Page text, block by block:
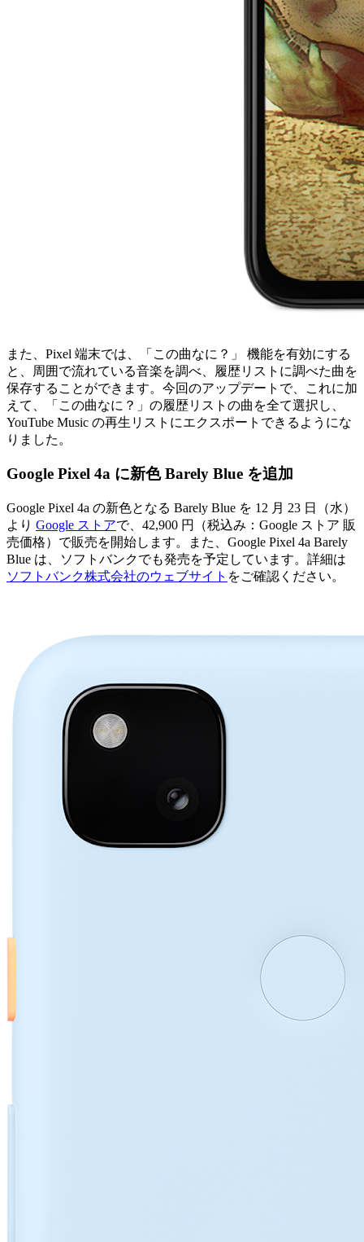
また、Pixel 端末では、「この曲なに？」 機能を有効にする
と、周囲で流れている音楽を調べ、履歴リストに調べた曲を
保存することができます。今回のアップデートで、これに加
えて、「この曲なに？」の履歴リストの曲を全て選択し、
YouTube Music の再生リストにエクスポートできるようにな
りました。
Google Pixel 4a に新色 Barely Blue を追加
Google Pixel 4a の新色となる Barely Blue を 12 月 23 日（水）
より Google ストアで、42,900 円（税込み：Google ストア 販
売価格）で販売を開始します。また、Google Pixel 4a Barely
Blue は、ソフトバンクでも発売を予定しています。詳細は
ソフトバンク株式会社のウェブサイト をご確認ください。